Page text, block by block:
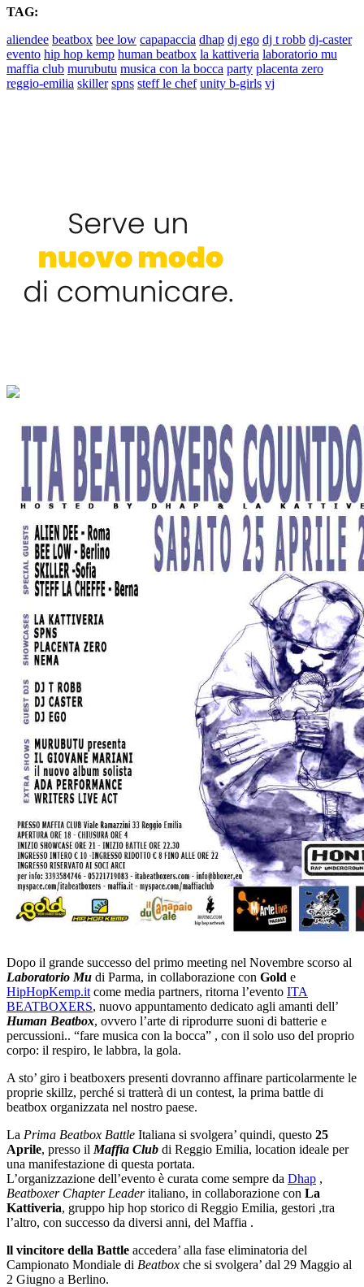
TAG:
aliendee beatbox bee low capapaccia dhap dj ego dj t robb dj-caster
evento hip hop kemp human beatbox la kattiveria laboratorio mu
maffia club murubutu musica con la bocca party placenta zero
reggio-emilia skiller spns steff le chef unity b-girls vj
Dopo il grande successo del primo meeting nel Novembre scorso al
Laboratorio Mu di Parma, in collaborazione con Gold e
HipHopKemp.it come media partners, ritorna l’evento ITA
BEATBOXERS, nuovo appuntamento dedicato agli amanti dell’
Human Beatbox, ovvero l’arte di riprodurre suoni di batterie e
percussioni.. “fare musica con la bocca” , con il solo uso del proprio
corpo: il respiro, le labbra, la gola.
A sto’ giro i beatboxers presenti dovranno affinare particolarmente le
proprie skillz, perché si tratterà di un contest, la prima battle di
beatbox organizzata nel nostro paese.
La Prima Beatbox Battle Italiana si svolgera’ quindi, questo 25
Aprile, presso il Maffia Club di Reggio Emilia, location ideale per
una manifestazione di questa portata.
L’organizzazione dell’evento è curata come sempre da Dhap ,
Beatboxer Chapter Leaderitaliano, in collaborazione con La
Kattiveria, gruppo hip hop storico di Reggio Emilia, gestori ,tra
l’altro, con successo da diversi anni, del Maffia .
ll vincitore della Battle accedera’ alla fase eliminatoria del
Campionato Mondiale di Beatbox che si svolgera’ dal 29 Maggio al
2 Giugno a Berlino.